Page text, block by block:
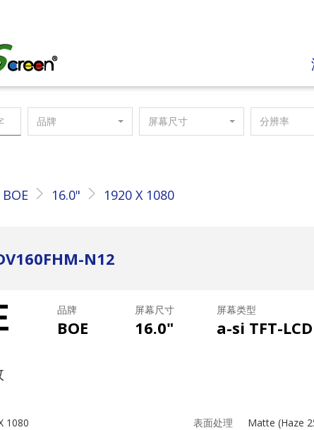
品牌 屏幕尺寸 分辨率
BOE 16.0" 1920 X 1080
N12
品牌
BOE
屏幕尺寸
16.0"
屏幕类型
a-si TFT-
1080 表面处理 Matte (Haze